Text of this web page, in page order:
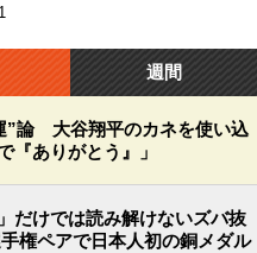
週間
”論 大谷翔平のカネを使い込
『ありがとう』」
だけでは読み解けないズバ抜
権ペアで日本人初の銅メダル